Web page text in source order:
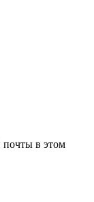
почты в этом